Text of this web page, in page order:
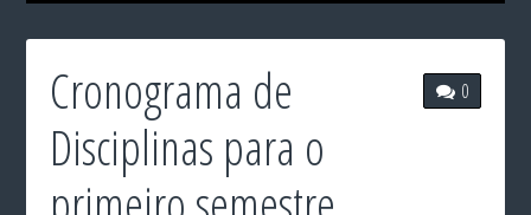
0
Cronograma de
Disciplinas para o